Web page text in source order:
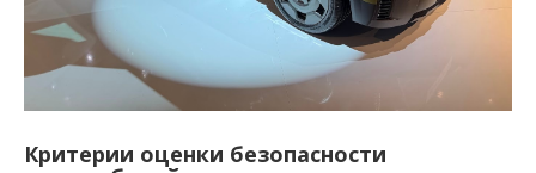
Критерии оценки безопасности